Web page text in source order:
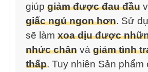
giúp giảm được đau đầu
giấc ngủ ngon hơn. Sử
sẽ làm xoa dịu được
nhức chân và giảm tình
thấp. Tuy nhiên Sản phẩm